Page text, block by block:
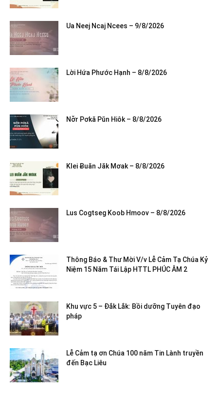
Ua Neej Ncaj Ncees – 9/8/2026
Lời Hứa Phước Hạnh – 8/8/2026
Nơ̆r Pơkă Pŭn Hiôk – 8/8/2026
Klei Ƀuăn Jăk Mơak – 8/8/2026
Lus Cogtseg Koob Hmoov – 8/8/2026
Thông Báo & Thư Mời V/v Lễ Cảm Tạ Chúa Kỷ
Niệm 15 Năm Tái Lập HTTL PHÚC ÂM 2
Khu vực 5 – Đắk Lắk: Bồi dưỡng Tuyên đạo
pháp
Lễ Cảm tạ ơn Chúa 100 năm Tin Lành truyền
đến Bạc Liêu